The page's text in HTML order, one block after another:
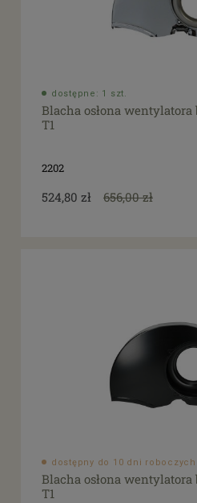
dostępne: 1 szt.
Blacha osłona
T1
2202
524,80 zł 656,00 zł
dostępny do 10 dni roboczych
Blacha osłona
T1